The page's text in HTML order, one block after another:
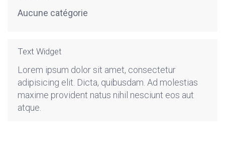
Aucune catégorie
Text Widget
Lorem ipsum dolor sit amet, consectetur
adipisicing elit. Dicta, quibusdam. Ad molestias
maxime provident natus nihil nesciunt eos aut
atque.